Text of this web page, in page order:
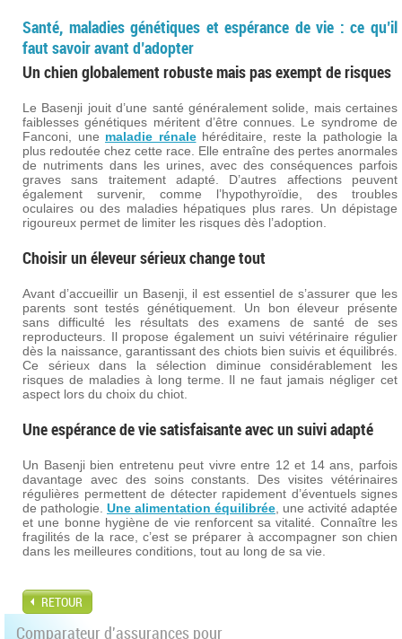
Santé, maladies génétiques et espérance de vie : ce qu’il
faut savoir avant d’adopter
Un chien globalement robuste mais pas exempt de risques
Le Basenji jouit d’une santé généralement solide, mais certaines
faiblesses génétiques méritent d’être connues. Le syndrome de
Fanconi, une maladie rénalehéréditaire, reste la pathologie la
plus redoutée chez cette race. Elle entraîne des pertes anormales
de nutriments dans les urines, avec des conséquences parfois
graves sans traitement adapté. D’autres affections peuvent
également survenir, comme l’hypothyroïdie, des troubles
oculaires ou des maladies hépatiques plus rares. Un dépistage
rigoureux permet de limiter les risques dès l’adoption.
Choisir un éleveur sérieux change tout
Avant d’accueillir un Basenji, il est essentiel de s’assurer que les
parents sont testés génétiquement. Un bon éleveur présente
sans difficulté les résultats des examens de santé de ses
reproducteurs. Il propose également un suivi vétérinaire régulier
dès la naissance, garantissant des chiots bien suivis et équilibrés.
Ce sérieux dans la sélection diminue considérablement les
risques de maladies à long terme. Il ne faut jamais négliger cet
aspect lors du choix du chiot.
Une espérance de vie satisfaisante avec un suivi adapté
Un Basenji bien entretenu peut vivre entre 12 et 14 ans, parfois
davantage avec des soins constants. Des visites vétérinaires
régulières permettent de détecter rapidement d’éventuels signes
de pathologie. Une alimentation équilibrée , une activité adaptée
et une bonne hygiène de vie renforcent sa vitalité. Connaître les
fragilités de la race, c’est se préparer à accompagner son chien
dans les meilleures conditions, tout au long de sa vie.
RETOUR
Comparateur d'assurances pour